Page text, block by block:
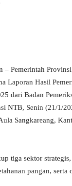
– Pemerintah
Laporan Hasil
dari Badan
NTB, Senin (21/1/
Sangkareang,
tiga sektor
pangan, serta